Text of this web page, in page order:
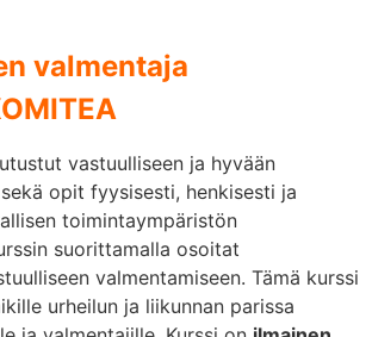
valmentaja
vastuulliseen ja hyvään
opit fyysisesti, henkisesti ja
toimintaympäristön
suorittamalla osoitat
valmentamiseen. Tämä kurssi
urheilun ja liikunnan parissa